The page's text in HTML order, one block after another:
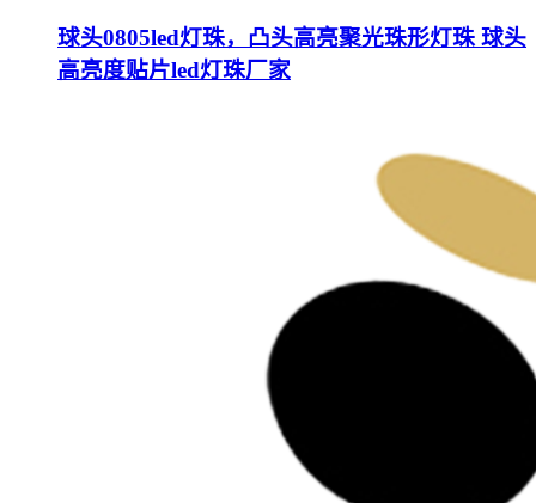
球头0805led灯珠，凸头高亮聚光珠形灯珠 球头
高亮度贴片led灯珠厂家